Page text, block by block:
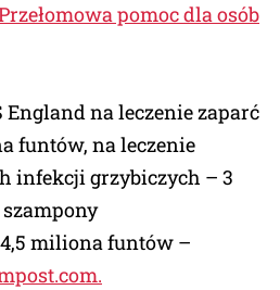
pomoc dla osób
na leczenie zaparć
funtów, na leczenie
infekcji grzybiczych – 3
miliona funtów –